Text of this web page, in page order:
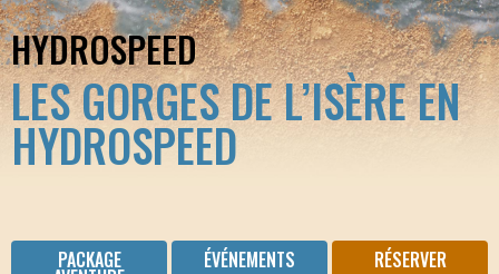
HYDROSPEED
LES GORGES DE L’ISÈRE EN
HYDROSPEED
PACKAGE ÉVÉNEMENTS RÉSERVER